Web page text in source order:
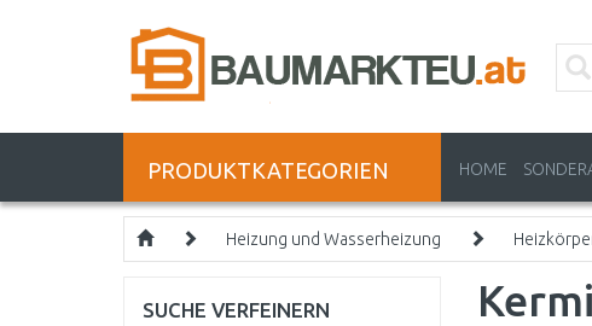
PRODUKTKATEGORIEN HOME
Heizung und Wasserheizung
SUCHE VERFEINERN